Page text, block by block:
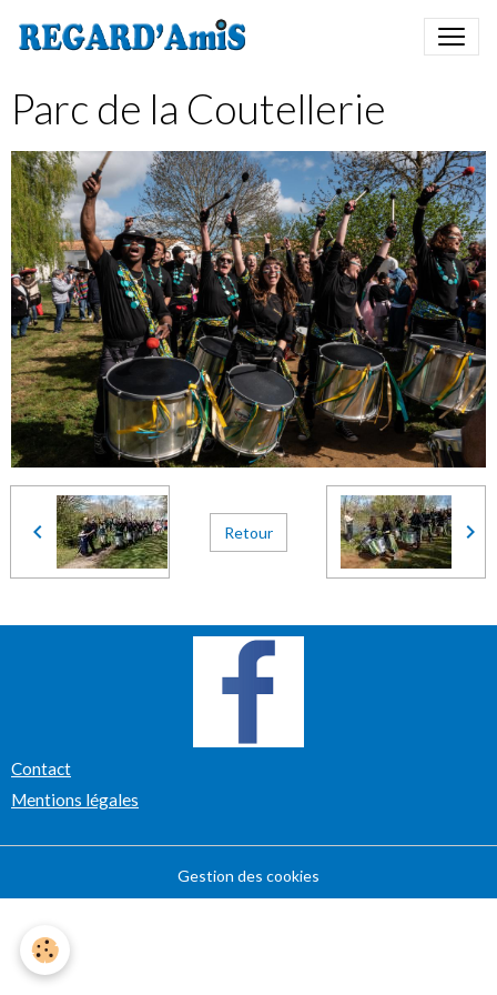
Parc de la Coutellerie
Retour
Contact
Mentions légales
Gestion des cookies